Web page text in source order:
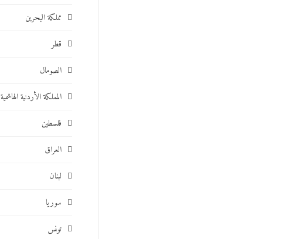
مملكة البحرين
قطر
الصومال
المملكة الأردنية الهاشمية
فلسطين
العراق
لبنان
سوريا
تونس